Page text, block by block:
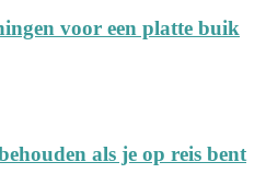
voor een platte buik
als je op reis bent